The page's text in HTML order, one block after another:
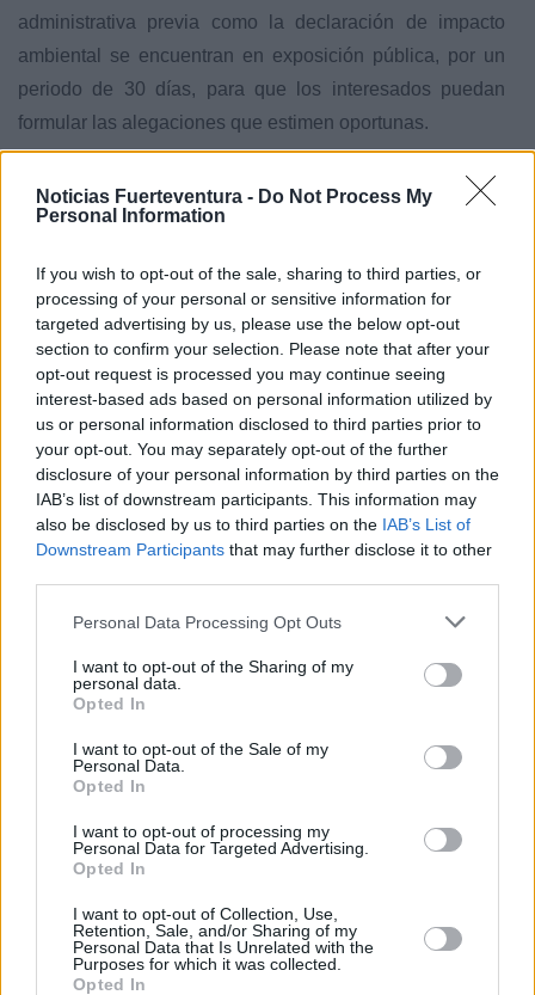
Noticias Fuerteventura - Do Not Process My
Personal Information
If you wish to opt-out of the sale, sharing to third parties, or
processing of your personal or sensitive information for
targeted advertising by us, please use the below opt-out
section to confirm your selection. Please note that after your
opt-out request is processed you may continue seeing
interest-based ads based on personal information utilized by
us or personal information disclosed to third parties prior to
your opt-out. You may separately opt-out of the further
disclosure of your personal information by third parties on the
IAB’s list of downstream participants. This information may
also be disclosed by us to third parties on the IAB’s List of
Downstream Participants that may further disclose it to other
Personal Data Processing Opt Outs
I want to opt-out of the Sharing of my
personal data.
Opted In
I want to opt-out of the Sale of my
Personal Data.
Opted In
I want to opt-out of processing my
Personal Data for Targeted Advertising.
Opted In
I want to opt-out of Collection, Use,
Retention, Sale, and/or Sharing of my
Personal Data that Is Unrelated with the
Purposes for which it was collected.
Opted In
administrativa previa como la declaración de impacto
ambiental se encuentran en exposición pública, por un
periodo de 30 días, para que los interesados puedan
formular las alegaciones que estimen oportunas.
La documentación de este expediente estará expuesta
en el área funcional de Industria y Energía de la
en el Ayuntamiento de Granadilla de Abona.
(y por tanto de las turbinas eólicas) hacia la dirección del
viento predominante, aprovechando de esta forma el
recurso eólico
Comentarios (0)
golpe de calor en Fuerteventura
¿EN QUÉ MOMENTO DEJAMOS DE SER
Fuerteventura Santiago de Compostela
Vuelca una hormigonera en Lajares